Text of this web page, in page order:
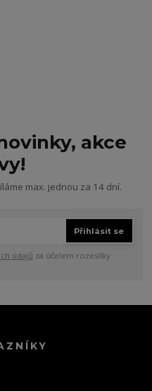
akce
max. jednou za 14 dní.
Přihlásit se
údajů za účelem rozesílky